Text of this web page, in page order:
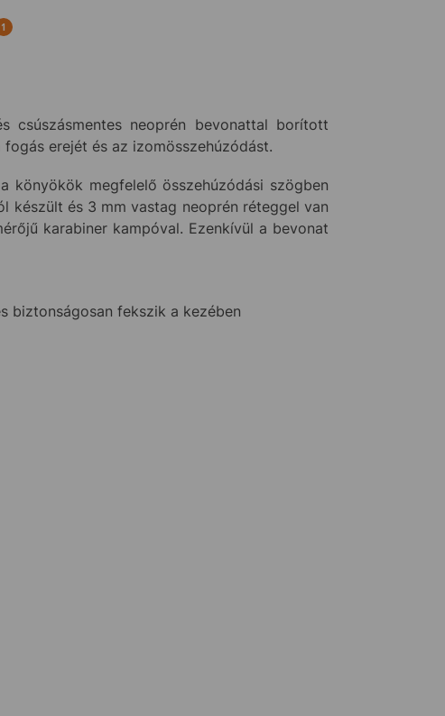
1
csúszásmentes neoprén bevonattal borított
erejét és az izomösszehúzódást.
könyökök megfelelő összehúzódási szögben
készült és 3 mm vastag neoprén réteggel van
karabiner kampóval. Ezenkívül a bevonat
biztonságosan fekszik a kezében